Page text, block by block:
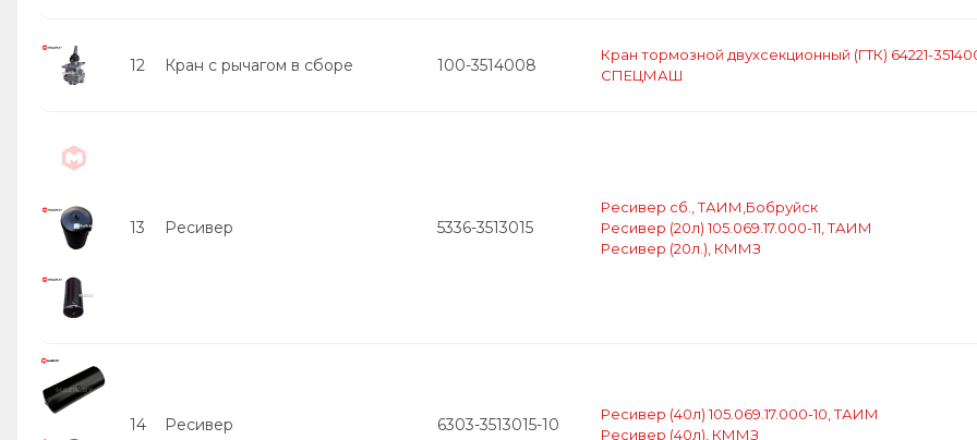
12 Кран с рычагом в сборе 100-3514008
Кран тормозной двухсекционный (ГТК) 64221-
СПЕЦМАШ
13 Ресивер 5336-3513015
Ресивер сб., ТАИМ,Бобруйск
Ресивер (20л) 105.069.17.000-11, ТАИМ
Ресивер (20л.), КММЗ
14 Ресивер 6303-3513015-10
Ресивер (40л) 105.069.17.000-10, ТАИМ
Ресивер (40л), КММЗ